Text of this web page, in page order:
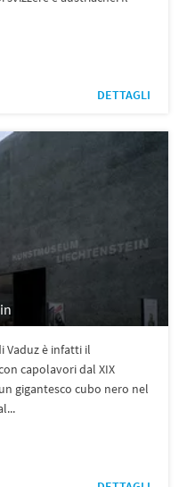
DETTAGLI
Vaduz è infatti il
capolavori dal XIX
gigantesco cubo nero nel